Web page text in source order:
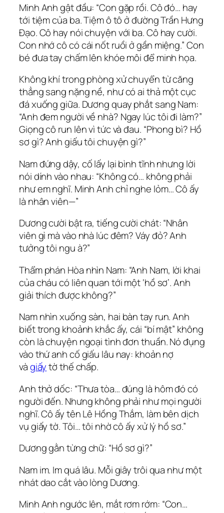
Minh Anh gật đầu: “Con gặp rồi. Cô đó… hay
tới tiệm của ba. Tiệm ô tô ở đường Trần Hưng
Đạo. Cô hay nói chuyện với ba. Cô hay cười.
Con nhớ cô có cái nốt ruồi ở gần miệng.” Con
bé đưa tay chấm lên khóe môi để minh họa.
Không khí trong phòng xử chuyển từ căng
thẳng sang nặng nề, như có ai thả một cục
đá xuống giữa. Dương quay phắt sang Nam:
“Anh đem người về nhà? Ngay lúc tôi đi làm?”
Giọng cô run lên vì tức và đau. “Phong bì? Hồ
sơ gì? Anh giấu tôi chuyện gì?”
Nam đứng dậy, cố lấy lại bình tĩnh nhưng lời
nói dính vào nhau: “Không có… không phải
như em nghĩ. Minh Anh chỉ nghe lỏm… Cô ấy
là nhân viên—”
Dương cười bật ra, tiếng cười chát: “Nhân
viên gì mà vào nhà lúc đêm? Váy đỏ? Anh
tưởng tôi ngu à?”
Thẩm phán Hòa nhìn Nam: “Anh Nam, lời khai
của cháu có liên quan tới một ‘hồ sơ’. Anh
giải thích được không?”
Nam nhìn xuống sàn, hai bàn tay run. Anh
biết trong khoảnh khắc ấy, cái “bí mật” không
còn là chuyện ngoại tình đơn thuần. Nó đụng
vào thứ anh cố giấu lâu nay: khoản nợ
vàgiấytờ thế chấp.
Anh thở dốc: “Thưa tòa… đúng là hôm đó có
người đến. Nhưng không phải như mọi người
nghĩ. Cô ấy tên Lê Hồng Thắm, làm bên dịch
vụ giấy tờ. Tôi… tôi nhờ cô ấy xử lý hồ sơ.”
Dương gằn từng chữ: “Hồ sơ gì?”
Nam im. Im quá lâu. Mỗi giây trôi qua như một
nhát dao cắt vào lòng Dương.
Minh Anh ngước lên, mắt rơm rớm: “Con…